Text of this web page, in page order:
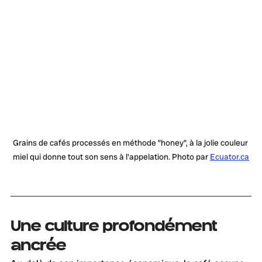
Grains de cafés processés en méthode "honey", à la jolie couleur
miel qui donne tout son sens à l'appelation. Photo par Ecuator.ca
Une culture profondément
ancrée